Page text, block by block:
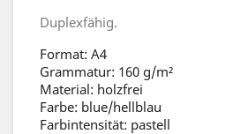
Duplexfähig.
Format: A4
Grammatur: 160 g/m²
Material: holzfrei
Farbe: blue/hellblau
Farbintensität: pastell